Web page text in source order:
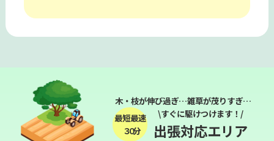
木・枝が伸び過ぎ…雑草が茂りすぎ…
最短最速
３０分
\すぐに駆けつけます！/
出張対応エリア